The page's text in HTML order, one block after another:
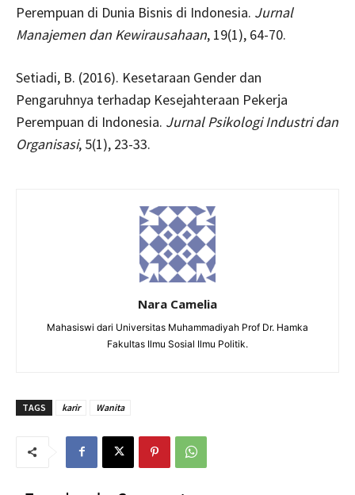
Perempuan di Dunia Bisnis di Indonesia. Jurnal
Manajemen dan Kewirausahaan, 19(1), 64-70.
Setiadi, B. (2016). Kesetaraan Gender dan
Pengaruhnya terhadap Kesejahteraan Pekerja
Perempuan di Indonesia. Jurnal Psikologi Industri dan
Organisasi, 5(1), 23-33.
Nara Camelia
Mahasiswi dari Universitas Muhammadiyah Prof Dr. Hamka
Fakultas Ilmu Sosial Ilmu Politik.
TAGS karir Wanita